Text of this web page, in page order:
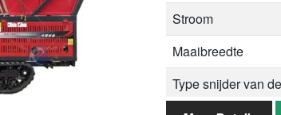
Stroom
Maaibreedte
Type snijder van